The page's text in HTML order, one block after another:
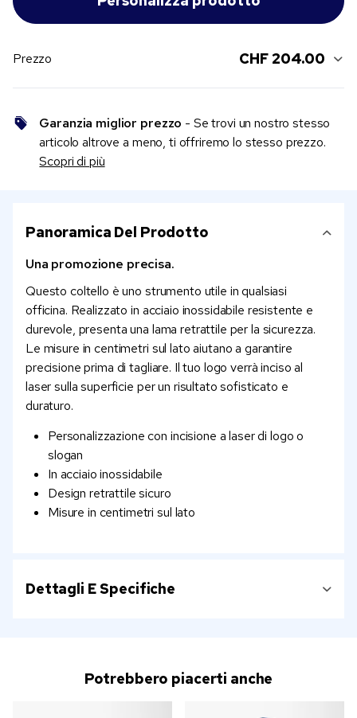
Prezzo CHF 204.00
Garanzia miglior prezzo - Se trovi un nostro stesso
articolo altrove a meno, ti offriremo lo stesso prezzo.
Scopri di più
Panoramica Del Prodotto
Una promozione precisa.
Questo coltello è uno strumento utile in qualsiasi
officina. Realizzato in acciaio inossidabile resistente e
durevole, presenta una lama retrattile per la sicurezza.
Le misure in centimetri sul lato aiutano a garantire
precisione prima di tagliare. Il tuo logo verrà inciso al
laser sulla superficie per un risultato sofisticato e
duraturo.
Personalizzazione con incisione a laser di logo o
slogan
In acciaio inossidabile
Design retrattile sicuro
Misure in centimetri sul lato
Dettagli E Specifiche
Potrebbero piacerti anche